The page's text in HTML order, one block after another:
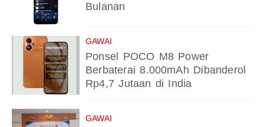
Bulanan
GAWAI
Ponsel POCO M8 Power
Berbaterai 8.000mAh Dibanderol
Rp4,7 Jutaan di India
GAWAI